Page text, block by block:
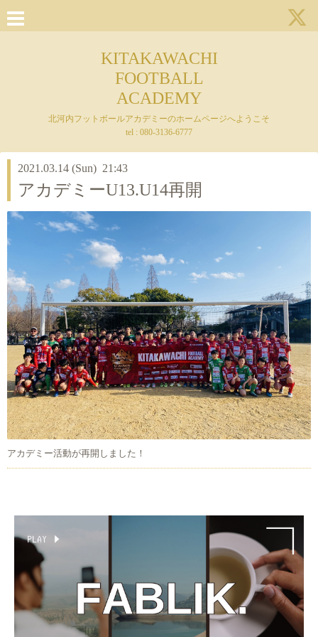
KITAKAWACHI
FOOTBALL
ACADEMY
北河内フットボールアカデミーのホームページへようこそ
tel : 080-3136-6777
2021.03.14 (Sun) 21:43
アカデミーU13.U14再開
アカデミー活動が再開しました！